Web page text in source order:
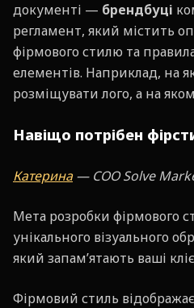
документі — брендбуці
регламент, який містить
фірмового стилю та
елементів. Наприклад, на
розміщувати лого, а на
Навіщо потрібен
Катерина— COO Solve
Мета розробки фірмового
унікального візуального
який запам’ятають ваші
Фірмовий стиль відображає